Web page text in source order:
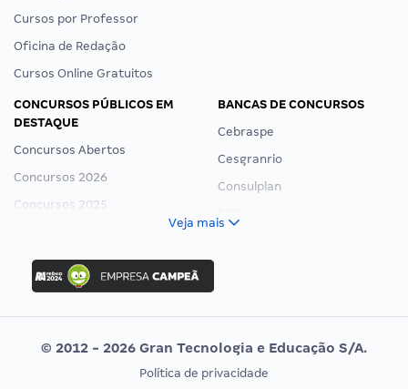
Cursos por Professor
Oficina de Redação
Cursos Online Gratuitos
CONCURSOS PÚBLICOS EM
DESTAQUE
Concursos Abertos
Concursos 2026
Concursos 2025
Concurso Ibama
Concurso MPU
Editais publicados
BANCAS DE CONCURSOS
Cebraspe
Cesgranrio
Consulplan
Vunesp
CONCURSOS POR PROFISSÃO EXAME DE ORDEM
Veja mais
© 2012 - 2026 Gran Tecnologia e Educação S/A.
Política de privacidade